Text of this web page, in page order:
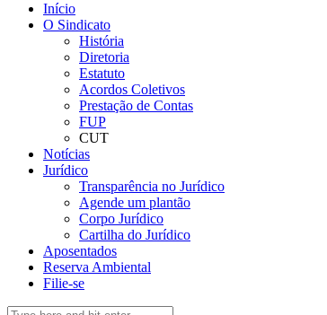
Início
O Sindicato
História
Diretoria
Estatuto
Acordos Coletivos
Prestação de Contas
FUP
CUT
Notícias
Jurídico
Transparência no Jurídico
Agende um plantão
Corpo Jurídico
Cartilha do Jurídico
Aposentados
Reserva Ambiental
Filie-se